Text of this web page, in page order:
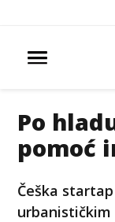
Po
pomoć
Češka